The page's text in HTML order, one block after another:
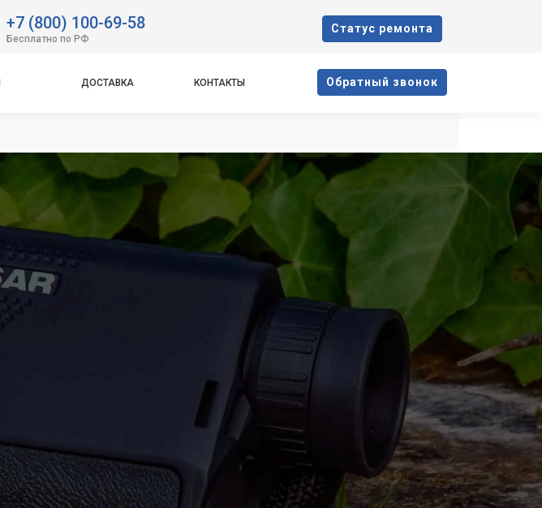
+7 (800) 100-69-58
Бесплатно по РФ
Cтатус ремонта
ДОСТАВКА КОНТАКТЫ Oбратный звонок